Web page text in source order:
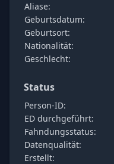
Aliase:
Geburtsdatum:
Geburtsort:
Nationalität:
Geschlecht:
Status
Person-ID:
ED durchgeführt:
Fahndungsstatus:
Datenqualität:
Erstellt: